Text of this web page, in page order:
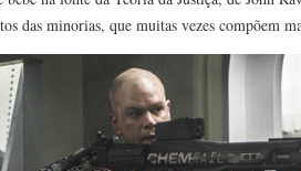
das minorias, que muitas vezes compõem